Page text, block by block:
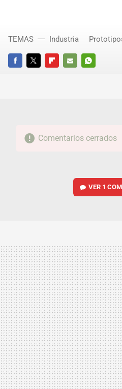
FACEBOOKTWITTERFLIPBOARD
E-
WHATSAPP
TEMAS Industria
Comentarios cerrados
VER 1